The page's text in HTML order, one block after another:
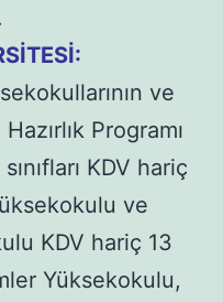
ve
Programı
KDV hariç
ve
KDV hariç 13
Yüksekokulu,